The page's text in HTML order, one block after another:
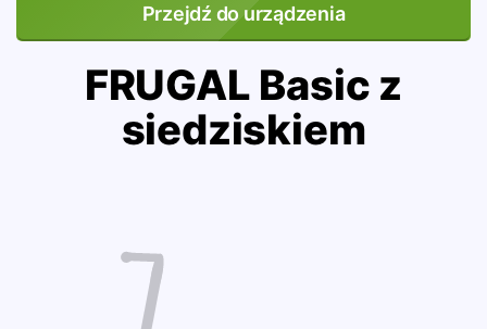
Przejdź do urządzenia
FRUGAL Basic z
siedziskiem